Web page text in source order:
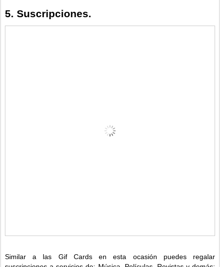
5. Suscripciones.
Similar a las Gif Cards en esta ocasión puedes regalar